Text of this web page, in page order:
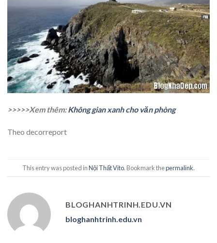
>>>>>Xem thêm:Không gian xanh cho văn phòng
Theo decorreport
This entry was posted inNội Thất Vito. Bookmark thepermalink.
BLOGHANHTRINH.EDU.VN
bloghanhtrinh.edu.vn